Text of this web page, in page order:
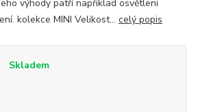
výhody patří například osvětlení
kolekce MINI Velikost... celý popis
Skladem